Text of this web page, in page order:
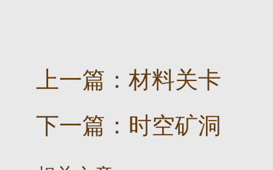
上一篇： 材料关卡
下一篇： 时空矿洞